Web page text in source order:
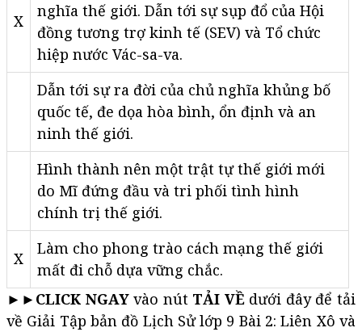
X
nghĩa thế giới. Dẫn tới sự sụp đổ của Hội
đồng tương trợ kinh tế (SEV) và Tổ chức
hiệp nước Vác-sa-va.
Dẫn tới sự ra đời của chủ nghĩa khủng bố
quốc tế, đe dọa hòa bình, ổn định và an
ninh thế giới.
Hình thành nên một trật tự thế giới mới
do Mĩ đứng đầu và tri phối tình hình
chính trị thế giới.
X
Làm cho phong trào cách mạng thế giới
mất đi chỗ dựa vững chắc.
►► CLICK NGAYvào nút TẢI VỀdưới đây để tải
về Giải Tập bản đồ Lịch Sử lớp 9 Bài 2: Liên Xô và